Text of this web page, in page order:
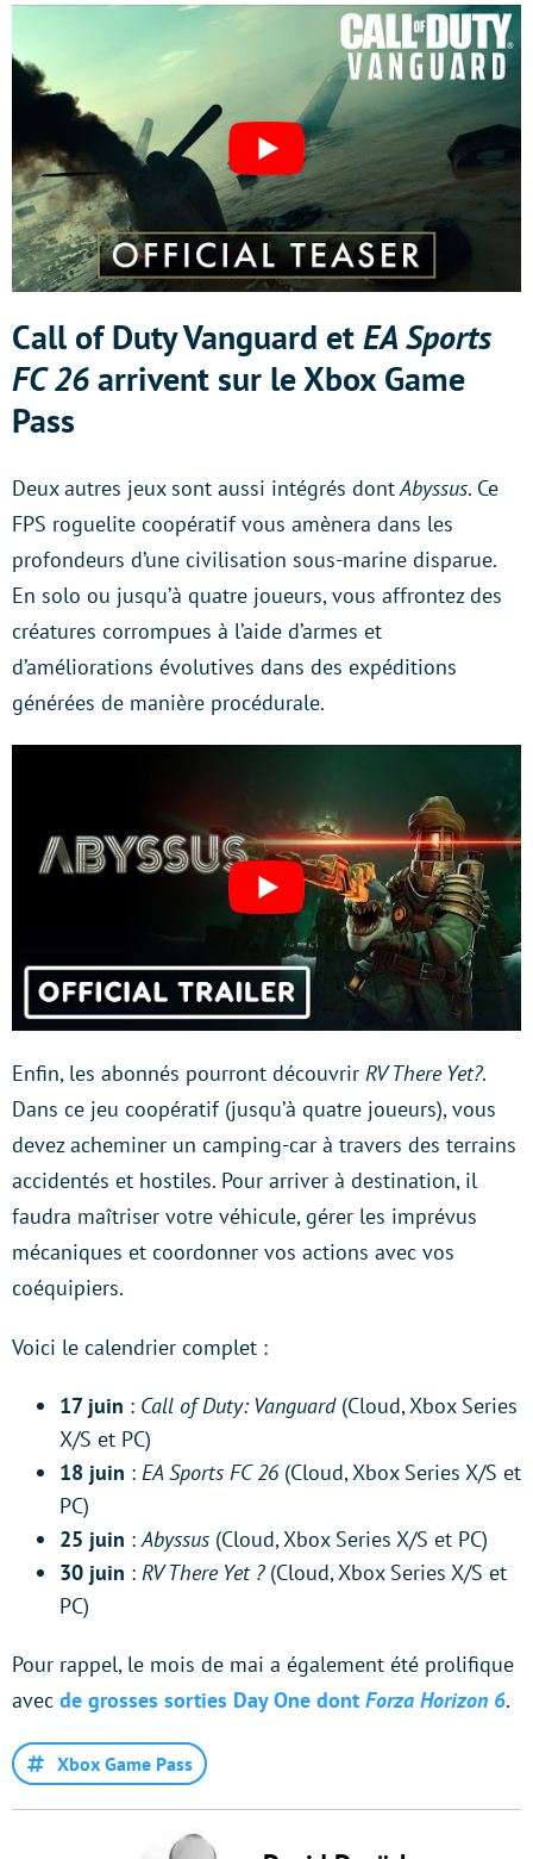
Call of Duty Vanguard etEA Sports
FC 26arrivent sur le Xbox Game
Pass
Deux autres jeux sont aussi intégrés dontAbyssus. Ce
FPS roguelite coopératif vous amènera dans les
profondeurs d’une civilisation sous-marine disparue.
En solo ou jusqu’à quatre joueurs, vous affrontez des
créatures corrompues à l’aide d’armes et
d’améliorations évolutives dans des expéditions
générées de manière procédurale.
Enfin, les abonnés pourront découvrir RV There Yet?.
Dans ce jeu coopératif (jusqu’à quatre joueurs), vous
devez acheminer un camping-car à travers des terrains
accidentés et hostiles. Pour arriver à destination, il
faudra maîtriser votre véhicule, gérer les imprévus
mécaniques et coordonner vos actions avec vos
coéquipiers.
Voici le calendrier complet :
17 juin : Call of Duty: Vanguard(Cloud, Xbox Series
X/S et PC)
18 juin : EA Sports FC 26 (Cloud, Xbox Series X/S et
PC)
25 juin : Abyssus (Cloud, Xbox Series X/S et PC)
30 juin : RV There Yet ?(Cloud, Xbox Series X/S et
PC)
Pour rappel, le mois de mai a également été prolifique
avec de grosses sorties Day One dont Forza Horizon 6.
Xbox Game Pass